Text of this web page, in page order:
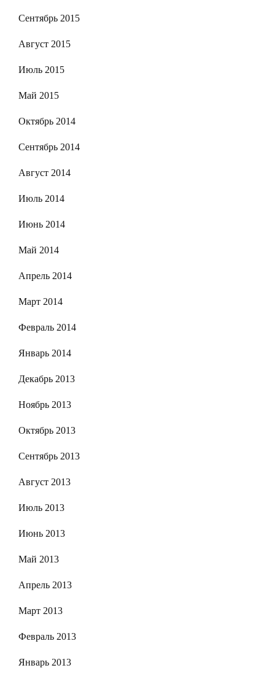
Сентябрь 2015
Август 2015
Июль 2015
Май 2015
Октябрь 2014
Сентябрь 2014
Август 2014
Июль 2014
Июнь 2014
Май 2014
Апрель 2014
Март 2014
Февраль 2014
Январь 2014
Декабрь 2013
Ноябрь 2013
Октябрь 2013
Сентябрь 2013
Август 2013
Июль 2013
Июнь 2013
Май 2013
Апрель 2013
Март 2013
Февраль 2013
Январь 2013